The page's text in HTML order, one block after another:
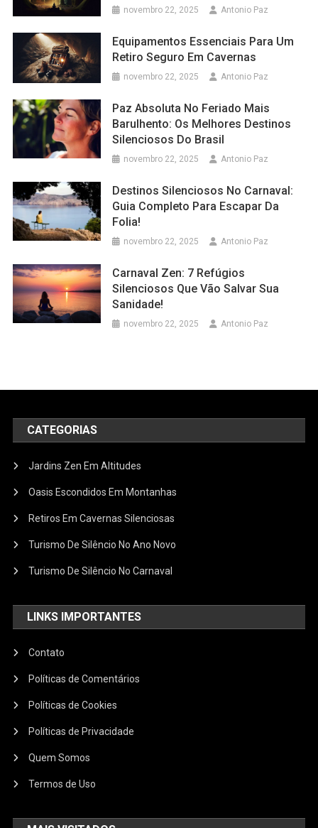
novembro 22, 2025 Antonio Paz
Equipamentos Essenciais Para Um
Retiro Seguro Em Cavernas
novembro 22, 2025 Antonio Paz
Paz Absoluta No Feriado Mais
Barulhento: Os Melhores Destinos
Silenciosos Do Brasil
novembro 22, 2025 Antonio Paz
Destinos Silenciosos No Carnaval:
Guia Completo Para Escapar Da
Folia!
novembro 22, 2025 Antonio Paz
Carnaval Zen: 7 Refúgios
Silenciosos Que Vão Salvar Sua
Sanidade!
novembro 22, 2025 Antonio Paz
CATEGORIAS
Jardins Zen Em Altitudes
Oasis Escondidos Em Montanhas
Retiros Em Cavernas Silenciosas
Turismo De Silêncio No Ano Novo
Turismo De Silêncio No Carnaval
LINKS IMPORTANTES
Contato
Políticas de Comentários
Políticas de Cookies
Políticas de Privacidade
Quem Somos
Termos de Uso